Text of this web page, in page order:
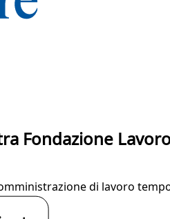
Fondazione
di lavoro